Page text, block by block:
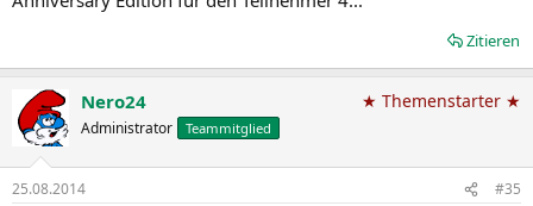
Zitieren
Nero24
Administrator Teammitglied
★ Themenstarter ★
25.08.2014 #35